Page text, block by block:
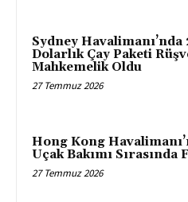
Sydney Havalimanı’nda
Dolarlık Çay Paketi
Mahkemelik Oldu
27 Temmuz 2026
Hong Kong
Uçak Bakımı Sırasında
27 Temmuz 2026